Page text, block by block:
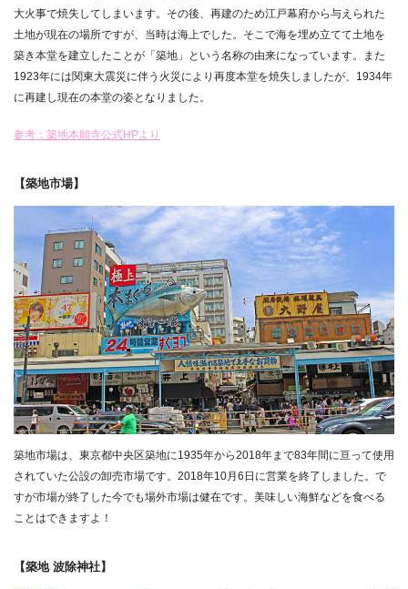
大火事で焼失してしまいます。その後、再建のため江戸幕府から与えられた
土地が現在の場所ですが、当時は海上でした。そこで海を埋め立てて土地を
築き本堂を建立したことが「築地」という名称の由来になっています。また
1923年には関東大震災に伴う火災により再度本堂を焼失しましたが、1934年
に再建し現在の本堂の姿となりました。
参考：築地本願寺公式HPより
【築地市場】
築地市場は、東京都中央区築地に1935年から2018年まで83年間に亘って使用
されていた公設の卸売市場です。2018年10月6日に営業を終了しました。で
すが市場が終了した今でも場外市場は健在です。美味しい海鮮などを食べる
ことはできますよ！
【築地 波除神社】